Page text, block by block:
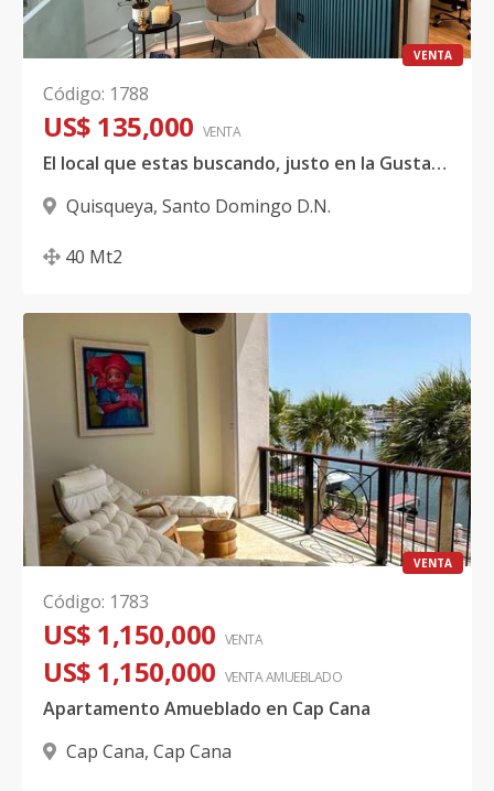
VENTA
Código: 1788
US$ 135,000 VENTA
El local que estas buscando, justo en la Gustavo Mejia Ricart
Quisqueya, Santo Domingo D.N.
40 Mt2
VENTA
Código: 1783
US$ 1,150,000 VENTA
US$ 1,150,000 VENTA AMUEBLADO
Apartamento Amueblado en Cap Cana
Cap Cana, Cap Cana